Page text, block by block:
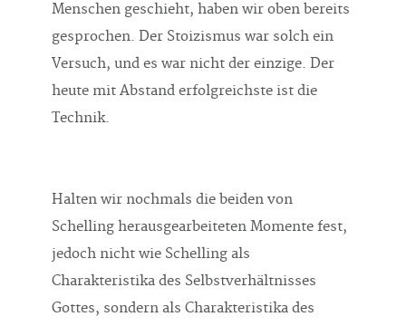
Menschen geschieht, haben wir oben bereits
gesprochen. Der Stoizismus war solch ein
Versuch, und es war nicht der einzige. Der
heute mit Abstand erfolgreichste ist die
Technik.
Halten wir nochmals die beiden von
Schelling herausgearbeiteten Momente fest,
jedoch nicht wie Schelling als
Charakteristika des Selbstverhältnisses
Gottes, sondern als Charakteristika des